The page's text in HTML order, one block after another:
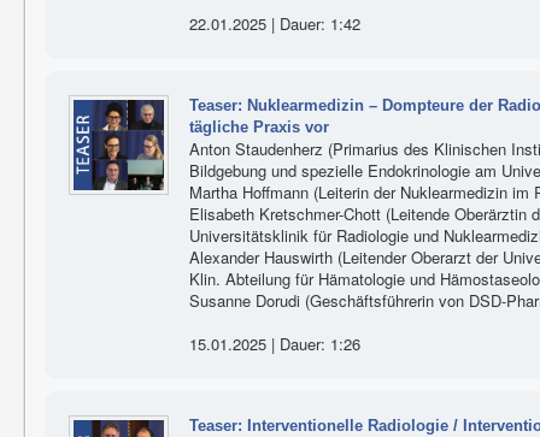
22.01.2025 | Dauer: 1:42
Teaser: Nuklearmedizin – Dompteure der
tägliche Praxis vor
Anton Staudenherz (Primarius des Klinischen
Bildgebung und spezielle Endokrinologie am
Martha Hoffmann (Leiterin der Nuklearmedizin im
Elisabeth Kretschmer-Chott (Leitende Oberärztin
Universitätsklinik für Radiologie und
Alexander Hauswirth (Leitender Oberarzt der
Klin. Abteilung für Hämatologie und
Susanne Dorudi (Geschäftsführerin von DSD-
15.01.2025 | Dauer: 1:26
Teaser: Interventionelle Radiologie /